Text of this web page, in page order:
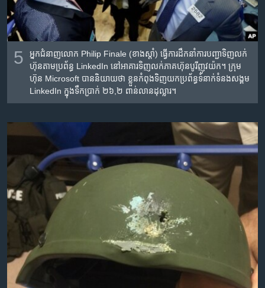
5
អ្នកជំនាញ​លោក Philip Finale (ខាងស្តាំ) ធ្វើ​ការ​ដឹកនាំ​ការបញ្ជា​ទិញលក់​
ហ៊ុន​តាម​ប្រព័ន្ធ​ LinkedIn នៅ​អាគារ​ទិញ​លក់​ភាគហ៊ុន​បូរី​ញូវយ៉ក។ ក្រុម
ហ៊ុន Microsoft បាន​និយាយ​ថា ខ្លួន​កំពុង​ទិញ​យក​ប្រព័ន្ធ​ទំនាក់ទំនង​សង្គម​
LinkedIn ក្នុង​ទឹក​ប្រាក់​ ២៦,២ ពាន់​លាន​ដុល្លារ។